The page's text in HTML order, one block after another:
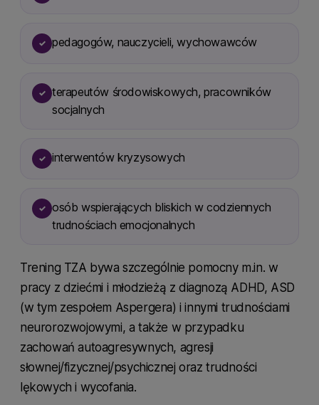
✓ pedagogów, nauczycieli, wychowawców
✓ terapeutów środowiskowych, pracowników
socjalnych
✓ interwentów kryzysowych
✓ osób wspierających bliskich w codziennych
trudnościach emocjonalnych
Trening TZA bywa szczególnie pomocny m.in. w
pracy z dziećmi i młodzieżą z diagnozą ADHD, ASD
(w tym zespołem Aspergera) i innymi trudnościami
neurorozwojowymi, a także w przypadku
zachowań autoagresywnych, agresji
słownej/fizycznej/psychicznej oraz trudności
lękowych i wycofania.